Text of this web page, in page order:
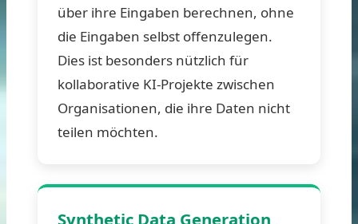
über ihre Eingaben berechnen, ohne
die Eingaben selbst offenzulegen.
Dies ist besonders nützlich für
kollaborative KI-Projekte zwischen
Organisationen, die ihre Daten nicht
teilen möchten.
Synthetic Data Generation